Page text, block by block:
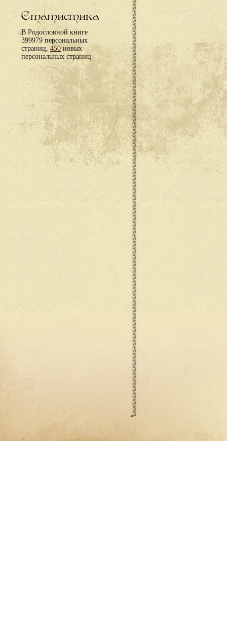
Статистика
В Родословной книге
399979 персональных
страниц,450новых
персональных страниц